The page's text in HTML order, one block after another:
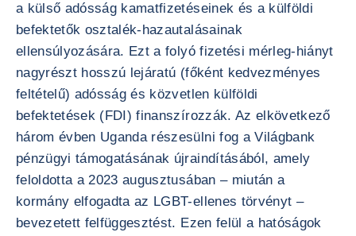
a külső adósság kamatfizetéseinek és a külföldi
befektetők osztalék-hazautalásainak
ellensúlyozására. Ezt a folyó fizetési mérleg-hiányt
nagyrészt hosszú lejáratú (főként kedvezményes
feltételű) adósság és közvetlen külföldi
befektetések (FDI) finanszírozzák. Az elkövetkező
három évben Uganda részesülni fog a Világbank
pénzügyi támogatásának újraindításából, amely
feloldotta a 2023 augusztusában – miután a
kormány elfogadta az LGBT-ellenes törvényt –
bevezetett felfüggesztést. Ezen felül a hatóságok